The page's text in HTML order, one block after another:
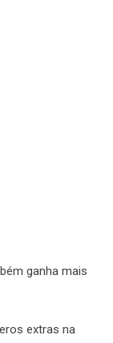
ganha mais
extras na